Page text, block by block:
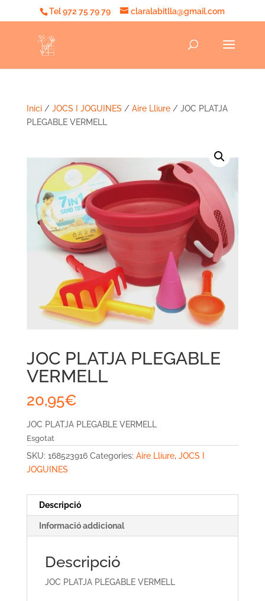
Tel 972 75 79 79 claralabitlla@gmail.com
Inici/ JOCS I JOGUINES / Aire Lliure/ JOC PLATJA
PLEGABLE VERMELL
JOC PLATJA PLEGABLE
VERMELL
20,95€
JOC PLATJA PLEGABLE VERMELL
Esgotat
SKU: 168523916 Categories: Aire Lliure, JOCS I
JOGUINES
Descripció
Informació addicional
Descripció
JOC PLATJA PLEGABLE VERMELL